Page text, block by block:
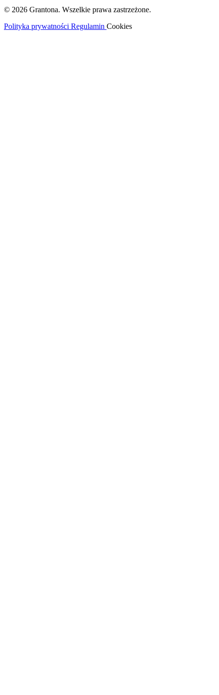
© 2026 Grantona. Wszelkie prawa zastrzeżone.
Polityka prywatności Regulamin Cookies